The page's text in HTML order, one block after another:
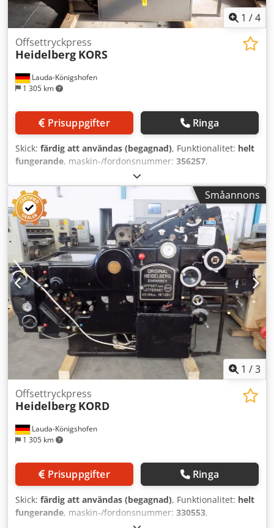
1 /4
Lauda-Königshofen
1 305 km
Offsettryckpress
Heidelberg KORS
Prisuppgifter Ringa
Skick: färdig att användas (begagnad), Funktionalitet: helt
fungerande, maskin-/fordonsnummer: 356257,
Offsettryckpress Heidelberg KORS, en färg, maskinnummer
356257, 52 x 72 cm, i gott skick, tillgänglig omgående. Om
du är intresserad, ger vi dig gärna information om andra
maskiner som finns tillgängliga hos oss. Du är välkommen
att, efter överenskommelse om tid, besöka oss och titta på
maskinen. Dkjdpfx Aozkb U Ijhnor
Småannons
1 /3
Lauda-Königshofen
1 305 km
Offsettryckpress
Heidelberg KORD
Prisuppgifter Ringa
Skick: färdig att användas (begagnad), Funktionalitet: helt
fungerande, maskin-/fordonsnummer: 330553,
Offsettryckpress Heidelberg KORD, 1-färg, maskinnummer